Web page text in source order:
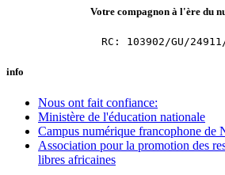
Votre compagnon à l'ère du
RC: 103902/GU/
info
Nous ont fait confiance:
Ministère de l'éducation nationale
Campus numérique francophone de
Association pour la promotion des
libres africaines